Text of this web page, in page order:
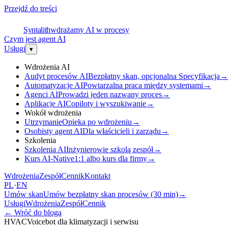
Przejdź do treści
Syntalithwdrażamy AI w procesy
Czym jest agent AI
Usługi ▾
Wdrożenia AI
Audyt procesów AIBezpłatny skan, opcjonalna Specyfikacja →
Automatyzacje AIPowtarzalna praca między systemami →
Agenci AIProwadzi jeden nazwany proces→
Aplikacje AICopiloty i wyszukiwanie→
Wokół wdrożenia
UtrzymanieOpieka po wdrożeniu →
Osobisty agent AIDla właścicieli i zarządu →
Szkolenia
Szkolenia AIInżynierowie szkolą zespół→
Kurs AI-Native1:1 albo kurs dla firmy→
WdrożeniaZespółCennikKontakt
PL·EN
Umów skanUmów bezpłatny skan procesów (30 min)→
UsługiWdrożeniaZespółCennik
← Wróć do bloga
HVACVoicebot dla klimatyzacji i serwisu